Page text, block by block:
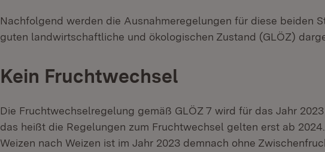
Nachfolgend werden die Ausnahmeregelungen für diese beiden
guten landwirtschaftliche und ökologischen Zustand (GLÖZ)
Kein Fruchtwechsel
Die Fruchtwechselregelung gemäß GLÖZ 7 wird für das Jahr
das heißt die Regelungen zum Fruchtwechsel gelten erst ab
Weizen nach Weizen ist im Jahr 2023 demnach ohne